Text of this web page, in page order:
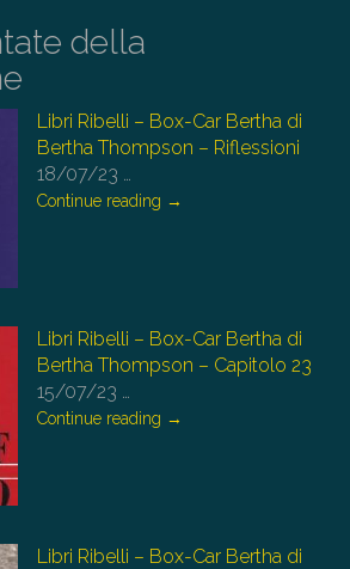
della
Libri Ribelli – Box-Car Bertha di
Bertha Thompson – Riflessioni
18/07/23 …
Continue reading →
Libri Ribelli – Box-Car Bertha di
Bertha Thompson – Capitolo 23
15/07/23 …
Continue reading →
Libri Ribelli – Box-Car Bertha di